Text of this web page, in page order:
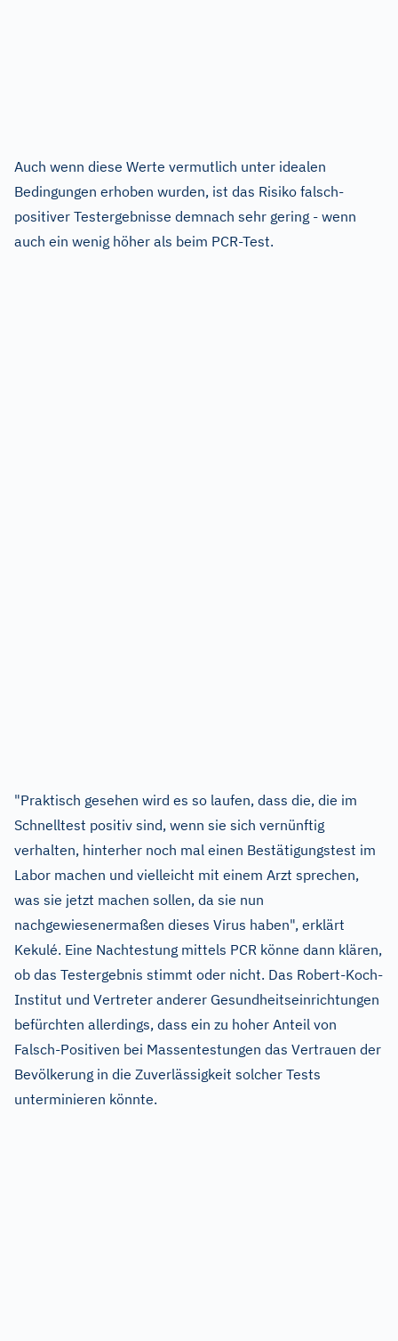
Auch wenn diese Werte vermutlich unter idealen
Bedingungen erhoben wurden, ist das Risiko falsch-
positiver Testergebnisse demnach sehr gering - wenn
auch ein wenig höher als beim PCR-Test.
"Praktisch gesehen wird es so laufen, dass die, die im
Schnelltest positiv sind, wenn sie sich vernünftig
verhalten, hinterher noch mal einen Bestätigungstest im
Labor machen und vielleicht mit einem Arzt sprechen,
was sie jetzt machen sollen, da sie nun
nachgewiesenermaßen dieses Virus haben", erklärt
Kekulé. Eine Nachtestung mittels PCR könne dann klären,
ob das Testergebnis stimmt oder nicht. Das Robert-Koch-
Institut und Vertreter anderer Gesundheitseinrichtungen
befürchten allerdings, dass ein zu hoher Anteil von
Falsch-Positiven bei Massentestungen das Vertrauen der
Bevölkerung in die Zuverlässigkeit solcher Tests
unterminieren könnte.